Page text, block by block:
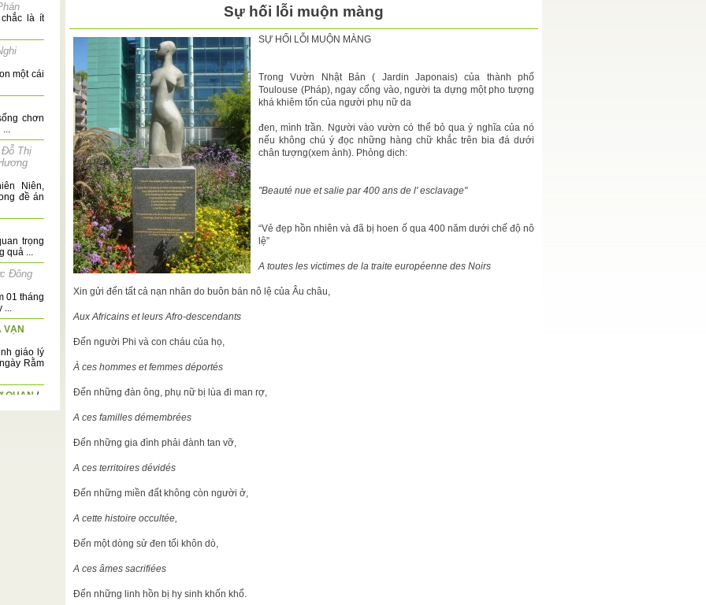
là ít
một cái
chơn
...
Đỗ Thị
Niên,
đề án
trọng
quả ...
Đông
01 tháng
...
VẠN
giáo lý
Rằm
QUAN /
Sự hối lỗi muộn màng
SỰ HỐI LỖI MUỘN MÀNG
Trong Vườn Nhật Bản ( Jardin Japonais) của thành phố
Toulouse (Pháp), ngay cổng vào, người ta dựng một pho tượng
khá khiêm tốn của người phụ nữ da
đen, mình trần. Người vào vườn có thể bỏ qua ý nghĩa của nó
nếu không chú ý đọc những hàng chữ khắc trên bia đá dưới
chân tượng(xem ảnh). Phỏng dịch:
"Beauté nue et salie par 400 ans de l' esclavage"
“Vẻ đẹp hồn nhiên và đã bị hoen ố qua 400 năm dưới chế độ nô
lệ”
A toutes les victimes de la traite européenne des Noirs
Xin gửi đến tất cả nạn nhân do buôn bán nô lệ của Âu châu,
Aux Africains et leurs Afro-descendants
Đến người Phi và con cháu của họ,
À ces hommes et femmes déportés
Đến những đàn ông, phụ nữ bị lùa đi man rợ,
A ces familles démembrées
Đến những gia đình phải đành tan vỡ,
A ces territoires dévidés
Đến những miền đất không còn người ở,
A cette histoire occultée,
Đến một dòng sử đen tối khôn dò,
A ces âmes sacrifiées
Đến những linh hồn bị hy sinh khốn khổ.